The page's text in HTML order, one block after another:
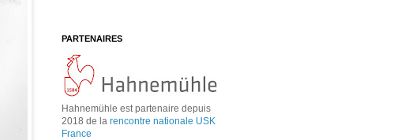
PARTENAIRES
Hahnemühle est partenaire depuis
2018 de la rencontre nationale USK
France